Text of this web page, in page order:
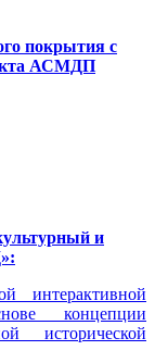
покрытия с
АСМДП
и
интерактивной
концепции
исторической